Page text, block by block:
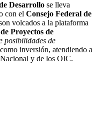
Desarrollo se lleva
con el Consejo Federal de
volcados a la plataforma
Proyectos de
posibilidades de
inversión, atendiendo a
y de los OIC.